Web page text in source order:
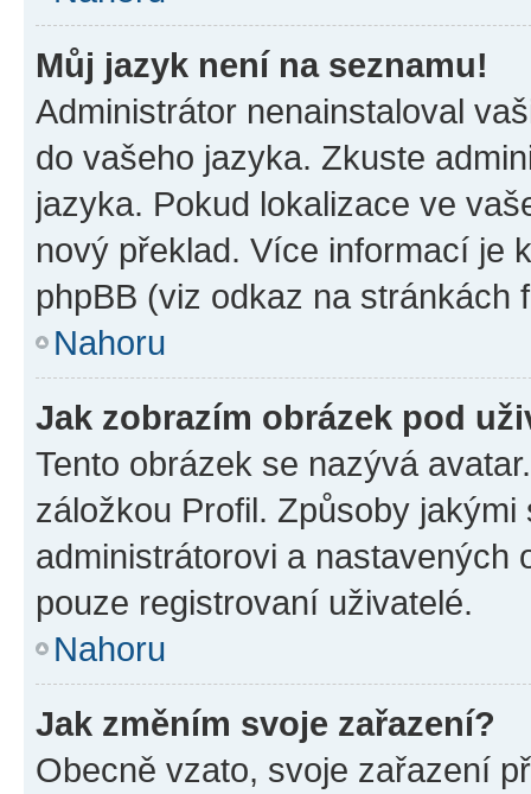
Můj jazyk není na seznamu!
Administrátor nenainstaloval
do vašeho jazyka. Zkuste
jazyka. Pokud lokalizace ve
nový překlad. Více informací je
phpBB (viz odkaz na stránkách
Nahoru
Jak zobrazím obrázek pod
Tento obrázek se nazývá
záložkou Profil. Způsoby
administrátorovi a nastavených
pouze registrovaní uživatelé.
Nahoru
Jak změním svoje zařazení?
Obecně vzato, svoje zařazení